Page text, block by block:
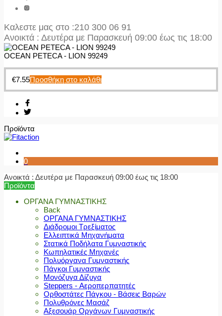
Καλεστε μας στο :210 300 06 91
Ανοικτά : Δευτέρα με Παρασκευή 09:00 έως τις 18:00
OCEAN PETECA - LION 99249
€7.55Προσθήκη στο καλάθι
Προϊόντα
0
Ανοικτά : Δευτέρα με Παρασκευή 09:00 έως τις 18:00
Προϊόντα
ΟΡΓΑΝΑ ΓΥΜΝΑΣΤΙΚΗΣ
Back
ΟΡΓΑΝΑ ΓΥΜΝΑΣΤΙΚΗΣ
Διάδρομοι Τρεξίματος
Ελλειπτικά Μηχανήματα
Στατικά Ποδήλατα Γυμναστικής
Κωπηλατικές Μηχανές
Πολυόργανα Γυμναστικής
Πάγκοι Γυμναστικής
Μονόζυγα Δίζυγα
Steppers - Αεροπερπατητές
Ορθοστάτες Πάγκου - Βάσεις Βαρών
Πολυθρόνες Μασάζ
Αξεσουάρ Οργάνων Γυμναστικής